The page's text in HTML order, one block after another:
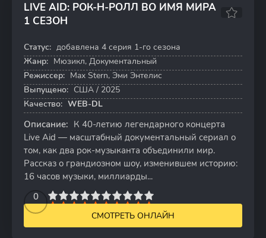
LIVE AID: РОК-Н-РОЛЛ ВО ИМЯ МИРА
1 СЕЗОН
4 серий
Статус: добавлена 4 серия 1-го сезона
Жанр: Мюзикл, Документальный
Режиссер: Max Stern, Эми Энтелис
Выпущено: США / 2025
Качество: WEB-DL
Описание: К 40-летию легендарного концерта
Live Aid — масштабный документальный сериал о
том, как два рок-музыканта объединили мир.
Рассказ о грандиозном шоу, изменившем историю:
16 часов музыки, миллиарды...
0
5 7 8 9 10
СМОТРЕТЬ ОНЛАЙН